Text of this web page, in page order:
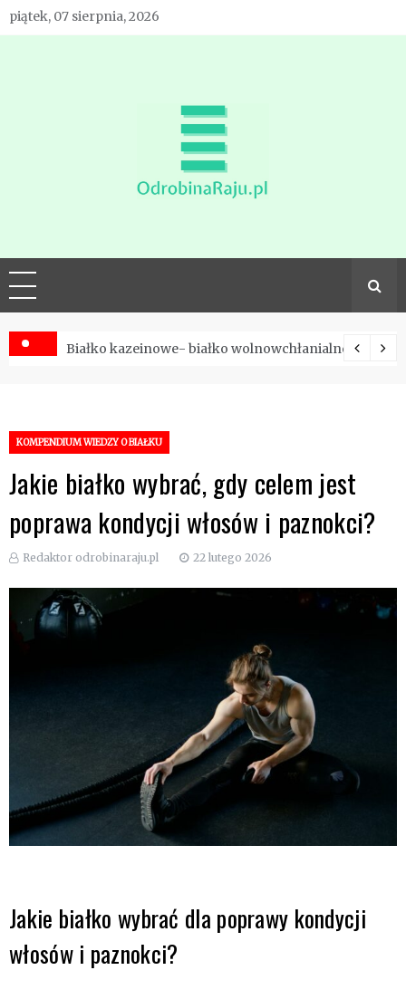
Skip
to
piątek, 07 sierpnia, 2026
raju dla
sportowców
– białko,
trening i
siłownia
Białko kazeinowe- białko wolnowchłanialne
KOMPENDIUM WIEDZY O BIAŁKU
Jakie białko wybrać, gdy celem jest
poprawa kondycji włosów i paznokci?
Redaktor odrobinaraju.pl 22 lutego 2026
Jakie białko wybrać dla poprawy kondycji
włosów i paznokci?